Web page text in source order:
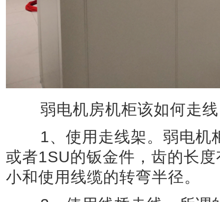
弱电机房机柜该如何走线
1、使用走线架。弱电机
或者1SU的钣金件，齿的长
小和使用线缆的转弯半径。